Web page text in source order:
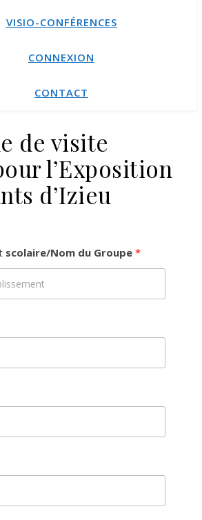
VISIO-CONFÉRENCES
CONNEXION
CONTACT
de visite
l’Exposition
d’Izieu
scolaire/Nom du Groupe